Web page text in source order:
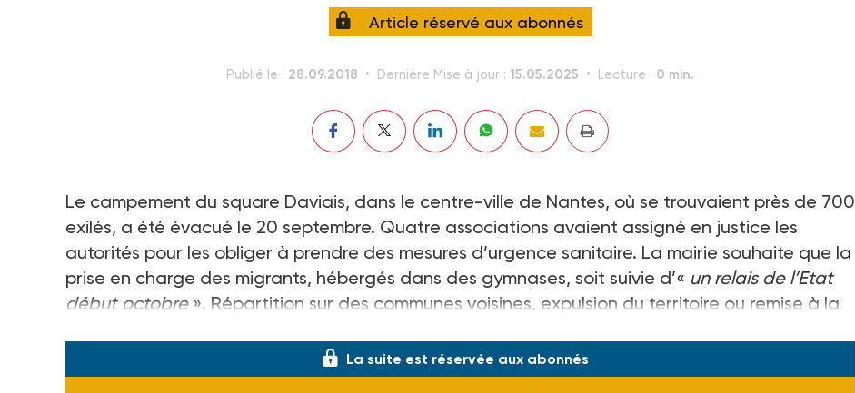
Article réservé aux abonnés
Publié le : 28.09.2018 Dernière Mise à jour : 15.05.2025 Lecture : 0 min.
Le campement du square Daviais, dans le centre-ville de Nantes, où se trouvaient près de 700
exilés, a été évacué le 20 septembre. Quatre associations avaient assigné en justice les
autorités pour les obliger à prendre des mesures d’urgence sanitaire. La mairie souhaite que la
prise en charge des migrants, hébergés dans des gymnases, soit suivie d’« un relais de l’Etat
début octobre». Répartition sur des communes voisines, expulsion du territoire ou remise à la
La suite est réservée aux abonnés